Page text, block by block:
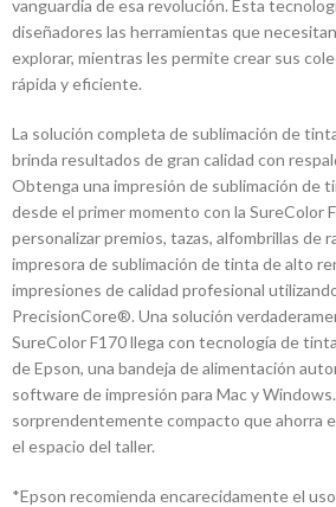
vanguardia de esa revolución. Esta
diseñadores las herramientas que
explorar, mientras les permite crear sus
rápida y eficiente.
La solución completa de sublimación de
brinda resultados de gran calidad con
Obtenga una impresión de sublimación de
desde el primer momento con la SureColor
personalizar premios, tazas, alfombrillas de
impresora de sublimación de tinta de alto
impresiones de calidad profesional
PrecisionCore®. Una solución
SureColor F170 llega con tecnología de
de Epson, una bandeja de alimentación
software de impresión para Mac y
sorprendentemente compacto que ahorra
el espacio del taller.
*Epson recomienda encarecidamente el